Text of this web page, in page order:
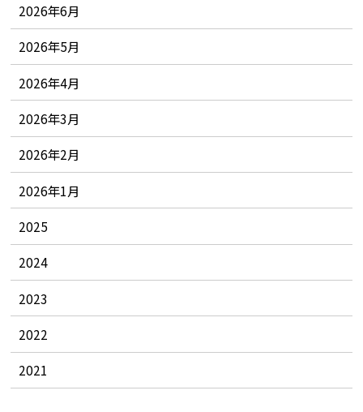
2026年6月
2026年5月
2026年4月
2026年3月
2026年2月
2026年1月
2025
2024
2023
2022
2021